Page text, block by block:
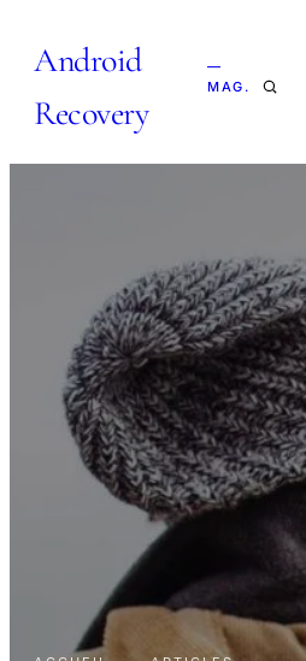
Android
Recovery
—
MAG.